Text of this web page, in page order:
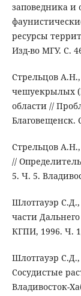
заповедника и
ресурсы
Изд-во МГУ. С.
Стрельцов
чешуекрылых
области //
Благовещенск.
Стрельцов
//
5. Ч. 5.
Шлотгауэр
части
КГПИ, 1996. Ч.
Шлотгауэр
Сосудистые
Владивосток-